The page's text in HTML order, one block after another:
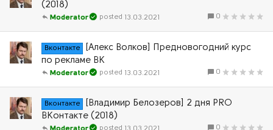
(2018)
0
13.03.2021
Moderator
Вконтакте
[Алекс Волков] Предновогодний курс
по рекламе ВК
0
13.03.2021
Moderator
Вконтакте
[Владимир Белозеров] 2 дня PRO
ВКонтакте (2018)
0
13.03.2021